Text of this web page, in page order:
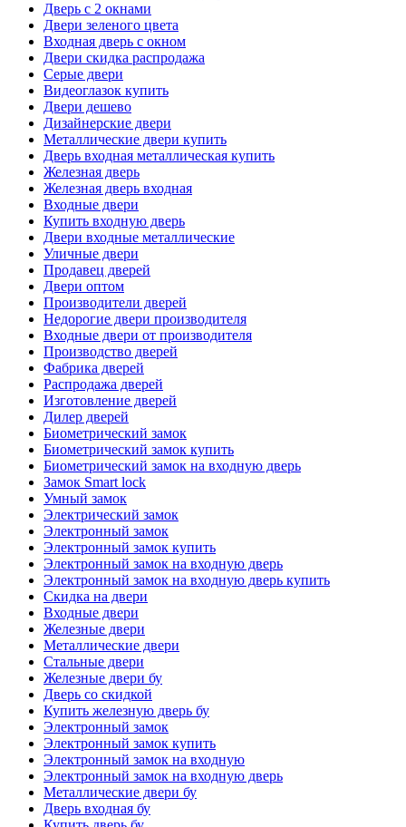
Дверь с 2 окнами
Двери зеленого цвета
Входная дверь с окном
Двери скидка распродажа
Серые двери
Видеоглазок купить
Двери дешево
Дизайнерские двери
Металлические двери купить
Дверь входная металлическая купить
Железная дверь
Железная дверь входная
Входные двери
Купить входную дверь
Двери входные металлические
Уличные двери
Продавец дверей
Двери оптом
Производители дверей
Недорогие двери производителя
Входные двери от производителя
Производство дверей
Фабрика дверей
Распродажа дверей
Изготовление дверей
Дилер дверей
Биометрический замок
Биометрический замок купить
Биометрический замок на входную дверь
Замок Smart lock
Умный замок
Электрический замок
Электронный замок
Электронный замок купить
Электронный замок на входную дверь
Электронный замок на входную дверь купить
Скидка на двери
Входные двери
Железные двери
Металлические двери
Стальные двери
Железные двери бу
Дверь со скидкой
Купить железную дверь бу
Электронный замок
Электронный замок купить
Электронный замок на входную
Электронный замок на входную дверь
Металлические двери бу
Дверь входная бу